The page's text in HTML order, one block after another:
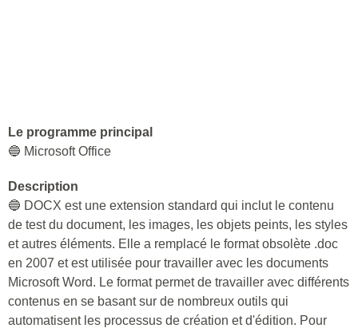
Le programme principal
🔵 Microsoft Office
Description
🔵 DOCX est une extension standard qui inclut le contenu
de test du document, les images, les objets peints, les styles
et autres éléments. Elle a remplacé le format obsolète .doc
en 2007 et est utilisée pour travailler avec les documents
Microsoft Word. Le format permet de travailler avec différents
contenus en se basant sur de nombreux outils qui
automatisent les processus de création et d'édition. Pour